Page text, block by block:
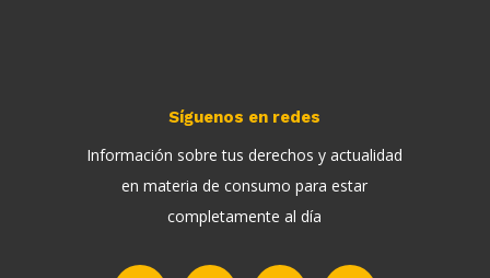
Síguenos en redes
Información sobre tus derechos y actualidad
en materia de consumo para estar
completamente al día